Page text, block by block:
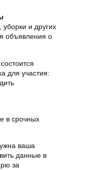
и других
объявления о
для участия:
в срочных
ваша
данные в
за